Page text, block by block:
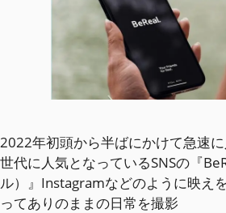
2022年初頭から半ばにかけて急速
世代に人気となっているSNSの『
ル）』Instagramなどのように映え
ってありのままの日常を撮影